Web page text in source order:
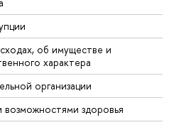
об имуществе и
характера
организации
здоровья